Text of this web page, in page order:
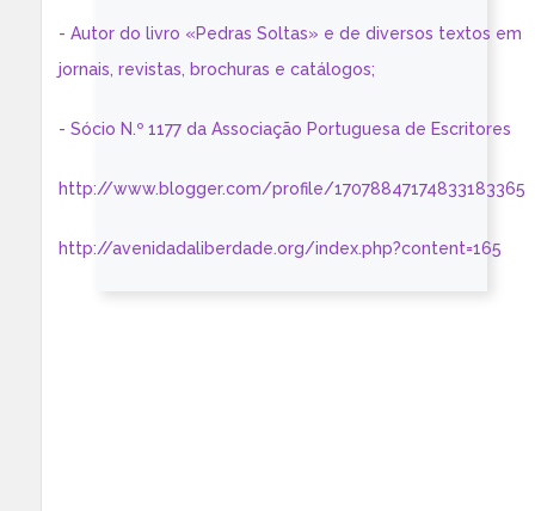
- Autor do livro «Pedras Soltas» e de diversos textos em
jornais, revistas, brochuras e catálogos;
- Sócio N.º 1177 da Associação Portuguesa de Escritores
http://www.blogger.com/profile/17078847174833183365
http://avenidadaliberdade.org/index.php?content=165